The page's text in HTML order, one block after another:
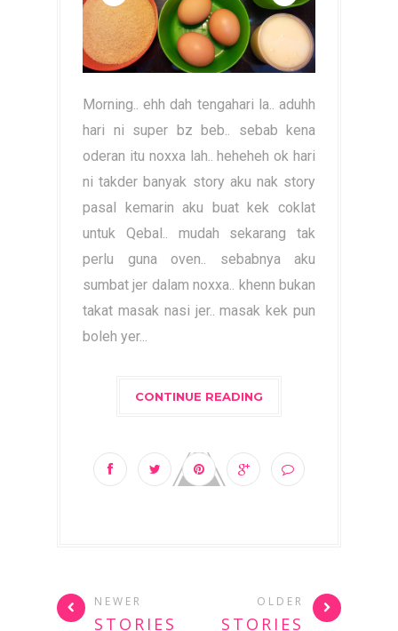
Morning.. ehh dah tengahari la.. aduhh
hari ni super bz beb.. sebab kena
oderan itu noxxa lah.. heheheh ok hari
ni takder banyak story aku nak story
pasal kemarin aku buat kek coklat
untuk Qebal.. mudah sekarang tak
perlu guna oven.. sebabnya aku
sumbat jer dalam noxxa.. khenn bukan
takat masak nasi jer.. masak kek pun
boleh yer...
CONTINUE READING
NEWER
STORIES
OLDER
STORIES